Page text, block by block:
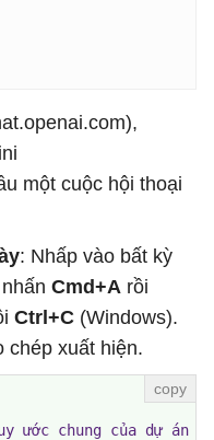
một cuộc hội thoại
: Nhấp vào bất kỳ
Cmd+A rồi
Ctrl+C (Windows).
chép xuất hiện.
ước chung của dự án